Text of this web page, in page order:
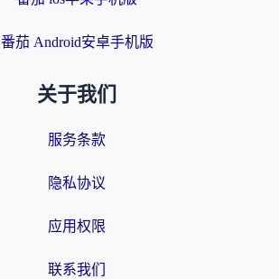
番茄 Android安卓手机版
关于我们
服务条款
隐私协议
应用权限
联系我们